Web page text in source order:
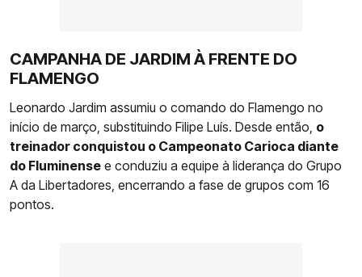
CAMPANHA DE JARDIM À FRENTE DO
FLAMENGO
Leonardo Jardim assumiu o comando do Flamengo no
início de março, substituindo Filipe Luís. Desde então, o
treinador conquistou o Campeonato Carioca diante
do Fluminense e conduziu a equipe à liderança do Grupo
A da Libertadores, encerrando a fase de grupos com 16
pontos.